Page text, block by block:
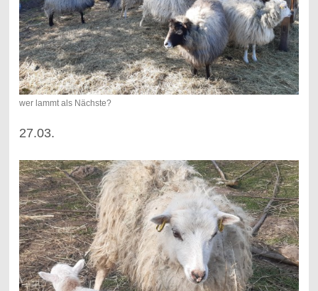
wer lammt als Nächste?
27.03.